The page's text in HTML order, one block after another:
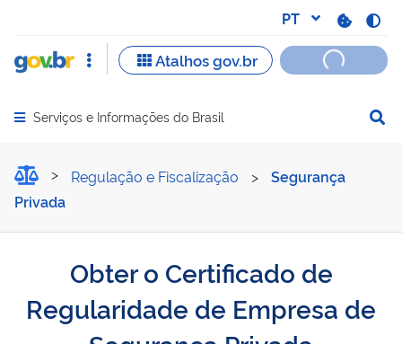
Abrir menu principal de navegação
Serviços e Informações do Brasil
Obter o Certificado de
Regulação e Fiscalização >
Segurança
Privada
Obter o Certificado de
Regularidade de Empresa de